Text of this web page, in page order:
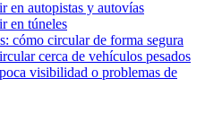
en autopistas y autovías
en túneles
cómo circular de forma segura
cerca de vehículos pesados
visibilidad o problemas de